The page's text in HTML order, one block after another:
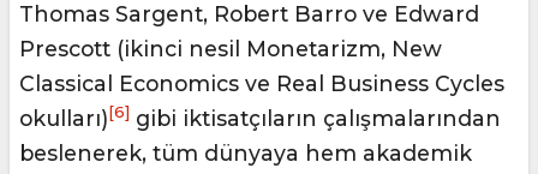
Thomas Sargent, Robert Barro ve Edward
Prescott (ikinci nesil Monetarizm, New
Classical Economics ve Real Business Cycles
okulları)[6] gibi iktisatçıların çalışmalarından
beslenerek, tüm dünyaya hem akademik